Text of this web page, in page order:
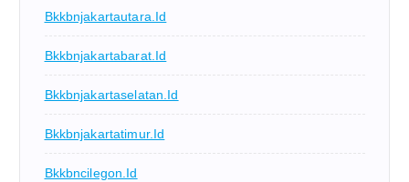
Bkkbnjakartautara.id
Bkkbnjakartabarat.id
Bkkbnjakartaselatan.id
Bkkbnjakartatimur.id
Bkkbncilegon.id